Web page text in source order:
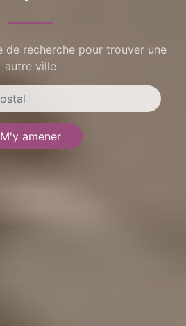
de recherche pour trouver une
autre ville
M'y amener